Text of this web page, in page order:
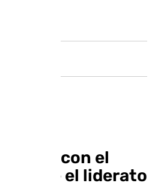
con el
pierde el liderato